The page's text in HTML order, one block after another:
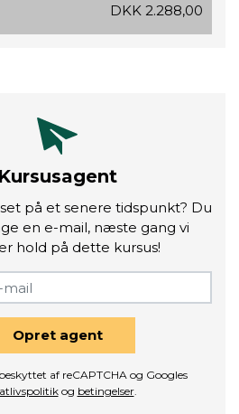
DKK 2.288,00
Kursusagent
på et senere tidspunkt? Du
en e-mail, næste gang vi
hold på dette kursus!
Opret agent
af reCAPTCHA og Googles
og betingelser.